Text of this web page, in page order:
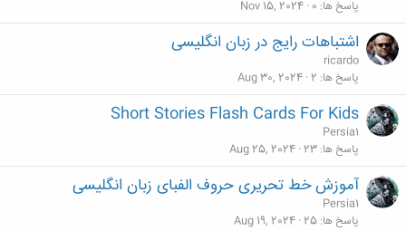
پاسخ ها 0
Nov 15, 2024
اشتباهات رایج در زبان انگلیسی
ricardo
پاسخ ها 2
Aug 30, 2024
Short Stories Flash Cards For Kids
Persia1
پاسخ ها 23
Aug 25, 2024
آموزش خط تحریری حروف الفبای زبان انگلیسی
Persia1
پاسخ ها 25
Aug 19, 2024